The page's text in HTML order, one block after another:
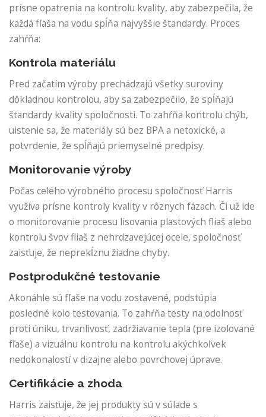
prísne opatrenia na kontrolu kvality, aby zabezpečila, že
každá fľaša na vodu spĺňa najvyššie štandardy. Proces
zahŕňa:
Kontrola materiálu
Pred začatím výroby prechádzajú všetky suroviny
dôkladnou kontrolou, aby sa zabezpečilo, že spĺňajú
štandardy kvality spoločnosti. To zahŕňa kontrolu chýb,
uistenie sa, že materiály sú bez BPA a netoxické, a
potvrdenie, že spĺňajú priemyselné predpisy.
Monitorovanie výroby
Počas celého výrobného procesu spoločnosť Harris
využíva prísne kontroly kvality v rôznych fázach. Či už ide
o monitorovanie procesu lisovania plastových fliaš alebo
kontrolu švov fliaš z nehrdzavejúcej ocele, spoločnosť
zaisťuje, že neprekĺznu žiadne chyby.
Postprodukčné testovanie
Akonáhle sú fľaše na vodu zostavené, podstúpia
posledné kolo testovania. To zahŕňa testy na odolnosť
proti úniku, trvanlivosť, zadržiavanie tepla (pre izolované
fľaše) a vizuálnu kontrolu na kontrolu akýchkoľvek
nedokonalostí v dizajne alebo povrchovej úprave.
Certifikácie a zhoda
Harris zaisťuje, že jej produkty sú v súlade s